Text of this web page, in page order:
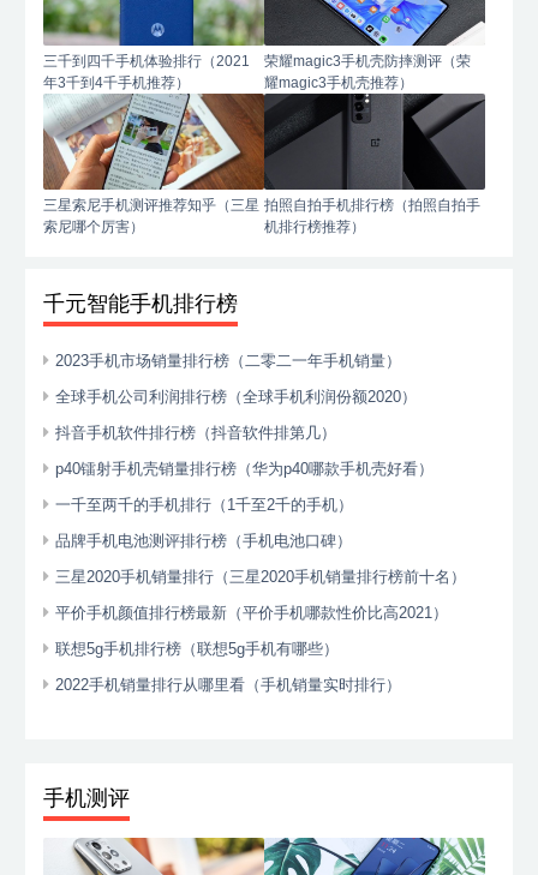
三千到四千手机体验排行（2021
年3千到4千手机推荐）
荣耀magic3手机壳防摔测评（荣
耀magic3手机壳推荐）
三星索尼手机测评推荐知乎（三星
索尼哪个厉害）
拍照自拍手机排行榜（拍照自拍手
机排行榜推荐）
千元智能手机排行榜
2023手机市场销量排行榜（二零二一年手机销量）
全球手机公司利润排行榜（全球手机利润份额2020）
抖音手机软件排行榜（抖音软件排第几）
p40镭射手机壳销量排行榜（华为p40哪款手机壳好看）
一千至两千的手机排行（1千至2千的手机）
品牌手机电池测评排行榜（手机电池口碑）
三星2020手机销量排行（三星2020手机销量排行榜前十名）
平价手机颜值排行榜最新（平价手机哪款性价比高2021）
联想5g手机排行榜（联想5g手机有哪些）
2022手机销量排行从哪里看（手机销量实时排行）
手机测评